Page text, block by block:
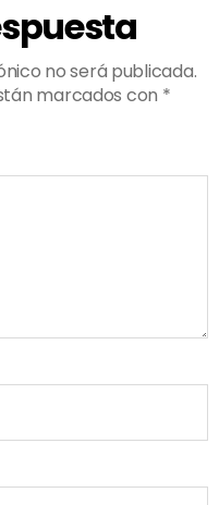
no será publicada.
marcados con *